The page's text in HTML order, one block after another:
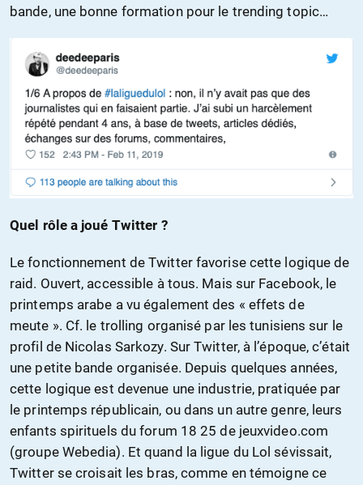
bande, une bonne formation pour le trending topic…
Quel rôle a joué Twitter ?
Le fonctionnement de Twitter favorise cette logique de
raid. Ouvert, accessible à tous. Mais sur Facebook, le
printemps arabe a vu également des « effets de
meute ». Cf. le trolling organisé par les tunisiens sur le
profil de Nicolas Sarkozy. Sur Twitter, à l’époque, c’était
une petite bande organisée. Depuis quelques années,
cette logique est devenue une industrie, pratiquée par
le printemps républicain, ou dans un autre genre, leurs
enfants spirituels du forum 18 25 de jeuxvideo.com
(groupe Webedia). Et quand la ligue du Lol sévissait,
Twitter se croisait les bras, comme en témoigne ce